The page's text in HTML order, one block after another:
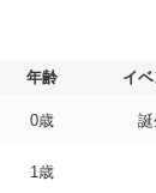
年齢 イ
0歳 誕
1歳